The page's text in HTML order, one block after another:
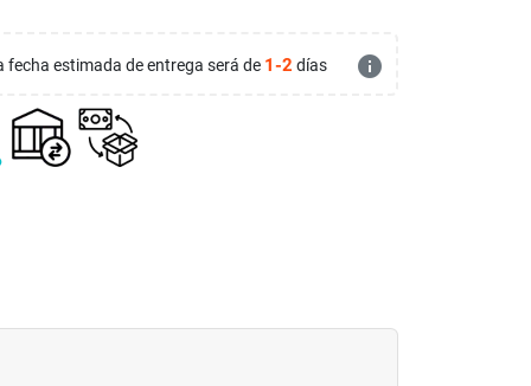
fecha estimada de entrega será de 1-2 días info